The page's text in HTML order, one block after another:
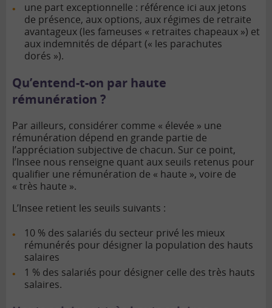
une part exceptionnelle : référence ici aux jetons
de présence, aux options, aux régimes de retraite
avantageux (les fameuses « retraites chapeaux ») et
aux indemnités de départ (« les parachutes
dorés »).
Qu’entend-t-on par haute
rémunération ?
Par ailleurs, considérer comme « élevée » une
rémunération dépend en grande partie de
l’appréciation subjective de chacun. Sur ce point,
l’Insee nous renseigne quant aux seuils retenus pour
qualifier une rémunération de « haute », voire de
« très haute ».
L’Insee retient les seuils suivants :
10 % des salariés du secteur privé les mieux
rémunérés pour désigner la population des hauts
salaires
1 % des salariés pour désigner celle des très hauts
salaires.